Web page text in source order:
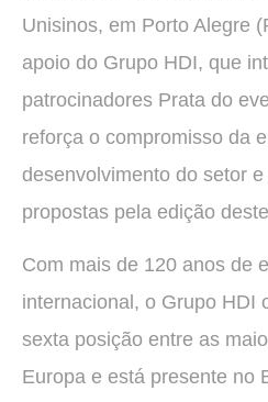
Unisinos, em Porto Alegre
apoio do Grupo HDI, que
patrocinadores Prata do
reforça o compromisso da
desenvolvimento do setor
propostas pela edição
Com mais de 120 anos de
internacional, o Grupo HDI
sexta posição entre as
Europa e está presente no